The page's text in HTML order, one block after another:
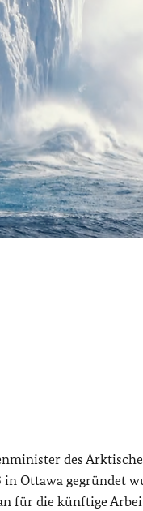
des
Ottawa gegründet
für die künftige